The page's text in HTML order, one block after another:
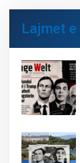
Lajmet